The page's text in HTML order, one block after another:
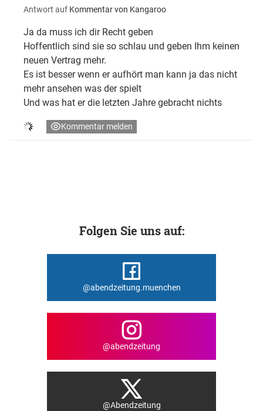
Antwort auf Kommentar von Kangaroo
Ja da muss ich dir Recht geben
Hoffentlich sind sie so schlau und geben Ihm keinen
neuen Vertrag mehr.
Es ist besser wenn er aufhört man kann ja das nicht
mehr ansehen was der spielt
Und was hat er die letzten Jahre gebracht nichts
Kommentar melden
Folgen Sie uns auf:
@abendzeitung.muenchen
@abendzeitung
@Abendzeitung